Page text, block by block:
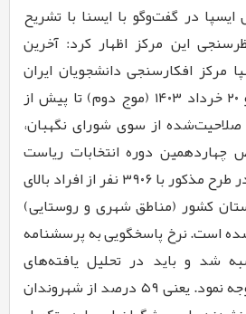
در گفت‌وگو با ایسنا با تشریح
این مرکز اظهار کرد: آخرین
مرکز افکارسنجی دانشجویان ایران
(ایسپا) در روزهای ۱۹ و ۲۰ خرداد ۱۴۰۳ (موج دوم) تا پیش از
صلاحیت‌شده از سوی شورای نگهبان،
دوره انتخابات ریاست
جمهوری پرسیده است. در طرح مذکور با ۳۹۰۶ نفر از افراد بالای
ساکن در ۳۱ استان کشور (مناطق شهری و روستایی)
است. نرخ پاسخگویی به پرسشنامه
شد و باید در تحلیل یافته‌های
نظرسنجی به این عدد توجه نمود. یعنی ۵۹ درصد از شهروندان